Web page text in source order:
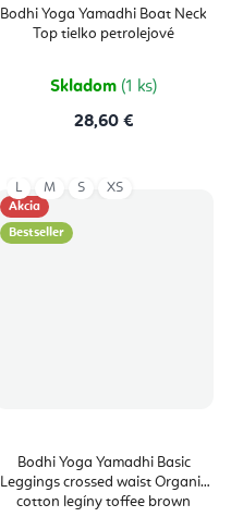
Bodhi Yoga Yamadhi Boat Neck
Top tielko petrolejové
Skladom (1 ks)
28,60 €
Akcia
Bestseller
Bodhi Yoga Yamadhi Basic
Leggings crossed waist Organic
cotton legíny toffee brown
L M S XS